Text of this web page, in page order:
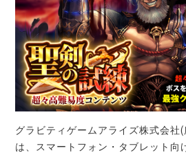
グラビティゲームアライズ株式会社
は、スマートフォン・タブレット向